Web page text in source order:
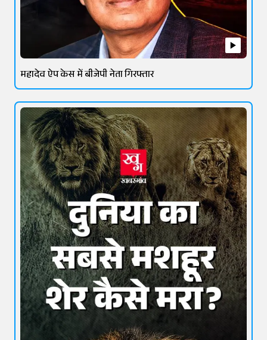
महादेव ऐप केस में बीजेपी नेता गिरफ्तार